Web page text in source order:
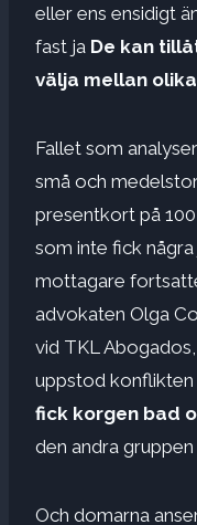
eller ens ensidigt
fast ja De kan
välja mellan
Fallet som
små och
presentkort på
som inte fick
mottagare
advokaten Olga
vid TKL
uppstod konflikten
fick korgen bad
den andra
Och domarna